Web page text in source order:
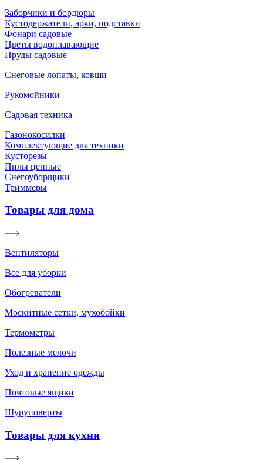
Заборчики и бордюры
Кустодержатели, арки, подставки
Фонари садовые
Цветы водоплавающие
Пруды садовые
Снеговые лопаты, ковши
Рукомойники
Садовая техника
Газонокосилки
Комплектующие для техники
Кусторезы
Пилы цепные
Снегоуборщики
Триммеры
Товары для дома
Вентиляторы
Все для уборки
Обогреватели
Москитные сетки, мухобойки
Термометры
Полезные мелочи
Уход и хранение одежды
Почтовые ящики
Шуруповерты
Товары для кухни